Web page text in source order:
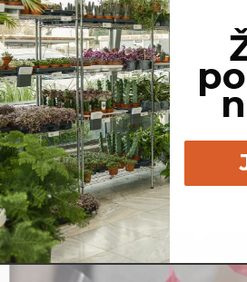
Srednje - kadar se zemlja
skoraj popolnoma izsuši.